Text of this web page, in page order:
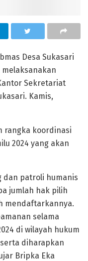
Desa Sukasari
melaksanakan
Sekretariat
Kamis,
rangka koordinasi
2024 yang akan
dan patroli humanis
jumlah hak pilih
mendaftarkannya.
selama
di wilayah hukum
diharapkan
Bripka Eka